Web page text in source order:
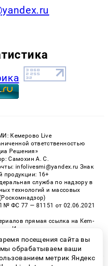
Кемерово Live
ответственностью
Решения»
Самохин А. С.
infolivesmi@yandex.ru Знак
продукции: 16+
служба по надзору в
технологий и массовых
ФС 77 — 81151 от 02.06.2021
прямая ссылка на Kem-
в Интернете возможно только
разрешения.
посещения сайта вы
мы обрабатываем ваши
метрик Яндекс